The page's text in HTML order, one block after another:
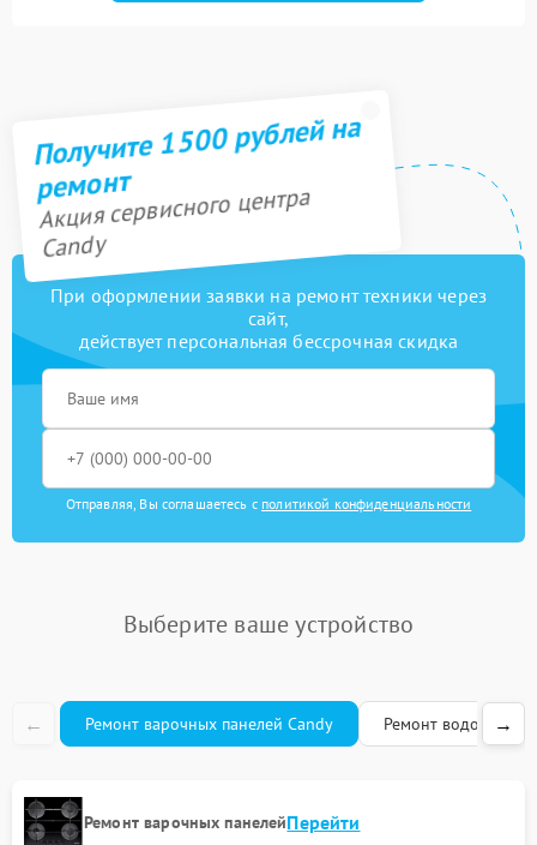
Получите 1500 рублей на
ремонт
Акция сервисного центра
Candy
При оформлении заявки на ремонт техники через
сайт,
действует персональная бессрочная скидка
Отправляя, Вы соглашаетесь с политикой конфиденциальности
Выберите ваше устройство
← Ремонт варочных панелей Candy Ремонт →
Ремонт варочных панелейПерейти